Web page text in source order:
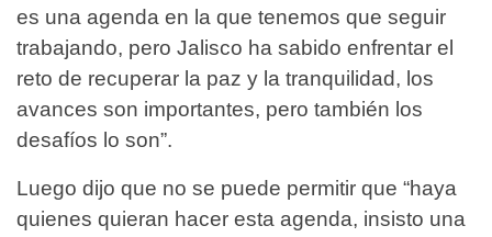
es una agenda en la que tenemos que seguir
trabajando, pero Jalisco ha sabido enfrentar el
reto de recuperar la paz y la tranquilidad, los
avances son importantes, pero también los
desafíos lo son”.
Luego dijo que no se puede permitir que “haya
quienes quieran hacer esta agenda, insisto una